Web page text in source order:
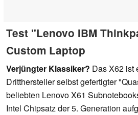
Test "Lenovo IBM
Custom Laptop
Verjüngter Klassiker? Das X62 ist
Dritthersteller selbst gefertigter
beliebten Lenovo X61
Intel Chipsatz der 5. Generation